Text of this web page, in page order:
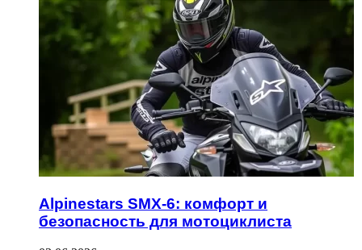
Alpinestars SMX-6: комфорт и
безопасность для мотоциклиста